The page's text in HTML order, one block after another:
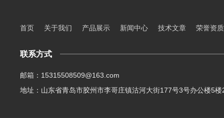
首页 关于我们 产品展示 新闻中心 技术文章 荣誉资质
联系方式
邮箱：15315508509@163.com
地址：山东省青岛市胶州市李哥庄镇沽河大街177号3号办公楼5楼